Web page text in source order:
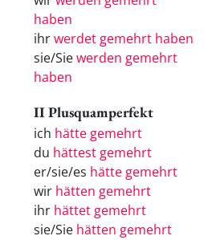
haben
ihrwerdet gemehrt haben
sie/Siewerden gemehrt
haben
II Plusquamperfekt
ich hätte gemehrt
du hättest gemehrt
er/sie/es hätte gemehrt
wir hätten gemehrt
ihr hättet gemehrt
sie/Sie hätten gemehrt